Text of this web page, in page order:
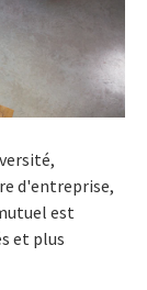
d'entreprise,
est
et plus